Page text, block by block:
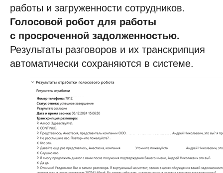
работы и загруженности сотрудников.
Голосовой робот для работы
с просроченной задолженностью.
Результаты разговоров и их транскрипция
автоматически сохраняются в системе.